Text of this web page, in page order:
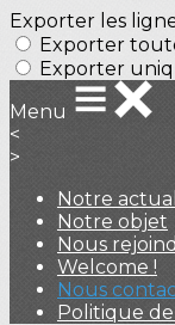
Exporter les
Exporter
Exporter
Menu
<
>
Notre
Notre objet
Nous
Welcome !
Nous
Politique